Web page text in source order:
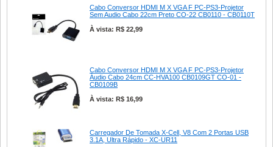
Cabo Conversor HDMI M X VGA F PC-PS3-Projetor
Sem Audio Cabo 22cm Preto CO-22 CB0110 - CB0110T
À vista: R$ 22,99
Cabo Conversor HDMI M X VGA F PC-PS3-Projetor
Áudio Cabo 24cm CC-HVA100 CB0109GT CO-01 -
CB0109B
À vista: R$ 16,99
Carregador De Tomada X-Cell, V8 Com 2 Portas USB
3.1A, Ultra Rápido - XC-UR11